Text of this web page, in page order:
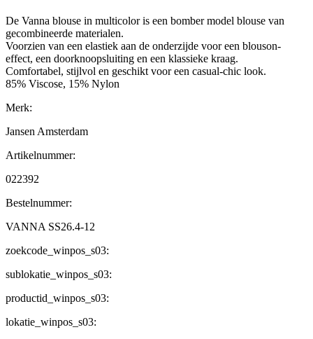
De Vanna blouse in multicolor is een bomber model blouse van
gecombineerde materialen.
Voorzien van een elastiek aan de onderzijde voor een blouson-
effect, een doorknoopsluiting en een klassieke kraag.
Comfortabel, stijlvol en geschikt voor een casual-chic look.
85% Viscose, 15% Nylon
Merk:
Jansen Amsterdam
Artikelnummer:
022392
Bestelnummer:
VANNA SS26.4-12
zoekcode_winpos_s03:
sublokatie_winpos_s03:
productid_winpos_s03:
lokatie_winpos_s03: